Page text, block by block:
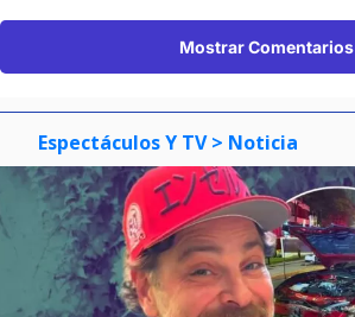
Mostrar Comentarios
Espectáculos Y TV > Noticia